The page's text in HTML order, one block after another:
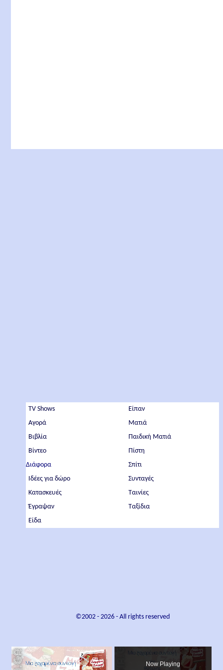
TV Shows
Αγορά
Βιβλία
Βίντεο
Διάφορα
Ιδέες για δώρο
Κατασκευές
Έγραψαν
Είδα
Είπαν
Ματιά
Παιδική Ματιά
Πίστη
Σπίτι
Συνταγές
Ταινίες
Ταξίδια
©2002 - 2026- All rights reserved
×
Now Playing